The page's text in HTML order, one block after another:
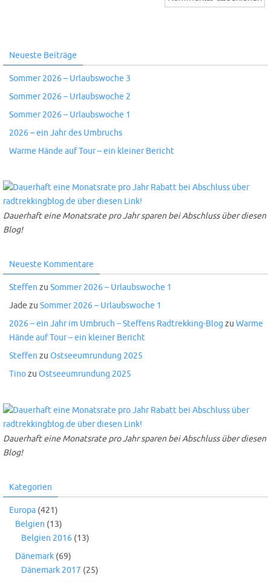
Neueste Beiträge
Sommer 2026 – Urlaubswoche 3
Sommer 2026 – Urlaubswoche 2
Sommer 2026 – Urlaubswoche 1
2026 – ein Jahr des Umbruchs
Warme Hände auf Tour – ein kleiner Bericht
Dauerhaft eine Monatsrate pro Jahr sparen bei Abschluss über diesen
Blog!
Neueste Kommentare
Steffen zu Sommer 2026 – Urlaubswoche 1
Jade zu Sommer 2026 – Urlaubswoche 1
2026 – ein Jahr im Umbruch – Steffens Radtrekking-Blog zu Warme
Hände auf Tour – ein kleiner Bericht
Steffen zu Ostseeumrundung 2025
Tinozu Ostseeumrundung 2025
Dauerhaft eine Monatsrate pro Jahr sparen bei Abschluss über diesen
Blog!
Kategorien
Europa (421)
Belgien (13)
Belgien 2016 (13)
Dänemark (69)
Dänemark 2017 (25)